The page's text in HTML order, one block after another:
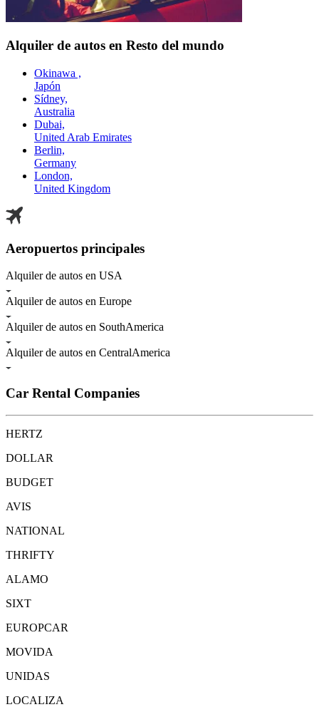
Alquiler de autos en Resto del mundo
Okinawa ,
Japón
Sídney,
Australia
Dubai,
United Arab Emirates
Berlin,
Germany
London,
United Kingdom
Aeropuertos principales
Alquiler de autos en USA
Alquiler de autos en Europe
Alquiler de autos en SouthAmerica
Alquiler de autos en CentralAmerica
Car Rental Companies
HERTZ
DOLLAR
BUDGET
AVIS
NATIONAL
THRIFTY
ALAMO
SIXT
EUROPCAR
MOVIDA
UNIDAS
LOCALIZA